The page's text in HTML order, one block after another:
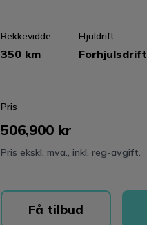
Rekkevidde
350 km
Hjuldrift
Forhjulsdrift
Pris
506,900 kr
Pris ekskl. mva., inkl. reg-avgift.
Få tilbud